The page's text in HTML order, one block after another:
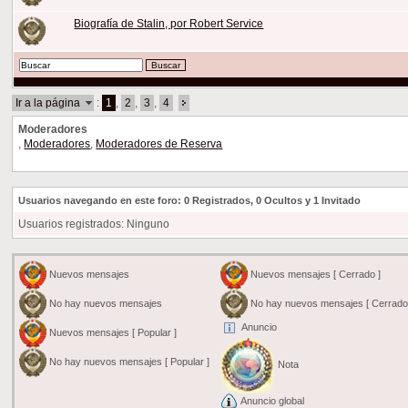
Biografía de Stalin, por Robert Service
Ir a la página : 1 2 3 4
Moderadores
Moderadores Moderadores de Reserva
Usuarios navegando en este foro: 0 Registrados, 0 Ocultos y 1 Invitado
Usuarios registrados: Ninguno
Nuevos mensajes
No hay nuevos mensajes
Nuevos mensajes [ Popular ]
No hay nuevos mensajes [ Popular ]
Nuevos mensajes [ Cerrado ]
No hay nuevos mensajes [
Anuncio
Nota
Anuncio global